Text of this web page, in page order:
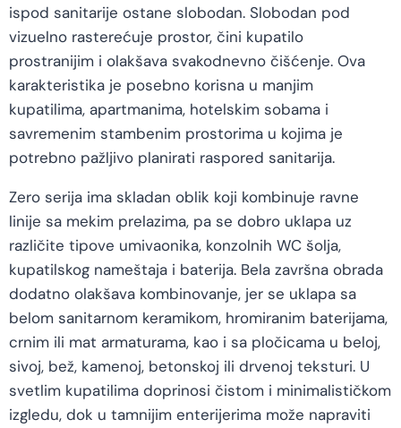
ispod sanitarije ostane slobodan. Slobodan pod
vizuelno rasterećuje prostor, čini kupatilo
prostranijim i olakšava svakodnevno čišćenje. Ova
karakteristika je posebno korisna u manjim
kupatilima, apartmanima, hotelskim sobama i
savremenim stambenim prostorima u kojima je
potrebno pažljivo planirati raspored sanitarija.
Zero serija ima skladan oblik koji kombinuje ravne
linije sa mekim prelazima, pa se dobro uklapa uz
različite tipove umivaonika, konzolnih WC šolja,
kupatilskog nameštaja i baterija. Bela završna obrada
dodatno olakšava kombinovanje, jer se uklapa sa
belom sanitarnom keramikom, hromiranim baterijama,
crnim ili mat armaturama, kao i sa pločicama u beloj,
sivoj, bež, kamenoj, betonskoj ili drvenoj teksturi. U
svetlim kupatilima doprinosi čistom i minimalističkom
izgledu, dok u tamnijim enterijerima može napraviti